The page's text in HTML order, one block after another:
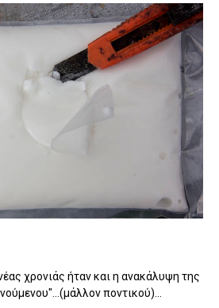
χρονιάς ήταν και η ανακάλυψη της
ποντικού)...